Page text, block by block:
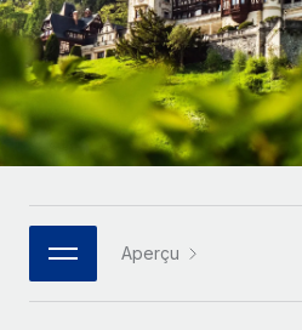
INFRASTRUCTURE
Intégration Remote
Intégrez vos RH aux flux de
Plateforme
Connecter
Nouveau
Connectez n'importe quel
notre MCP
Des solutions agiles et
paie des entreprises en
Entreprises
Développez vos équipes
mesure
Entreprise
Les RH à l’international pour
APPRENDRE AVEC REMOTE
Recherche et guides
Études de cas
Checklists et modèles
Descriptions de postes
Español
Italiano
Português (Portugal)
日本語
한국어
Aperçu